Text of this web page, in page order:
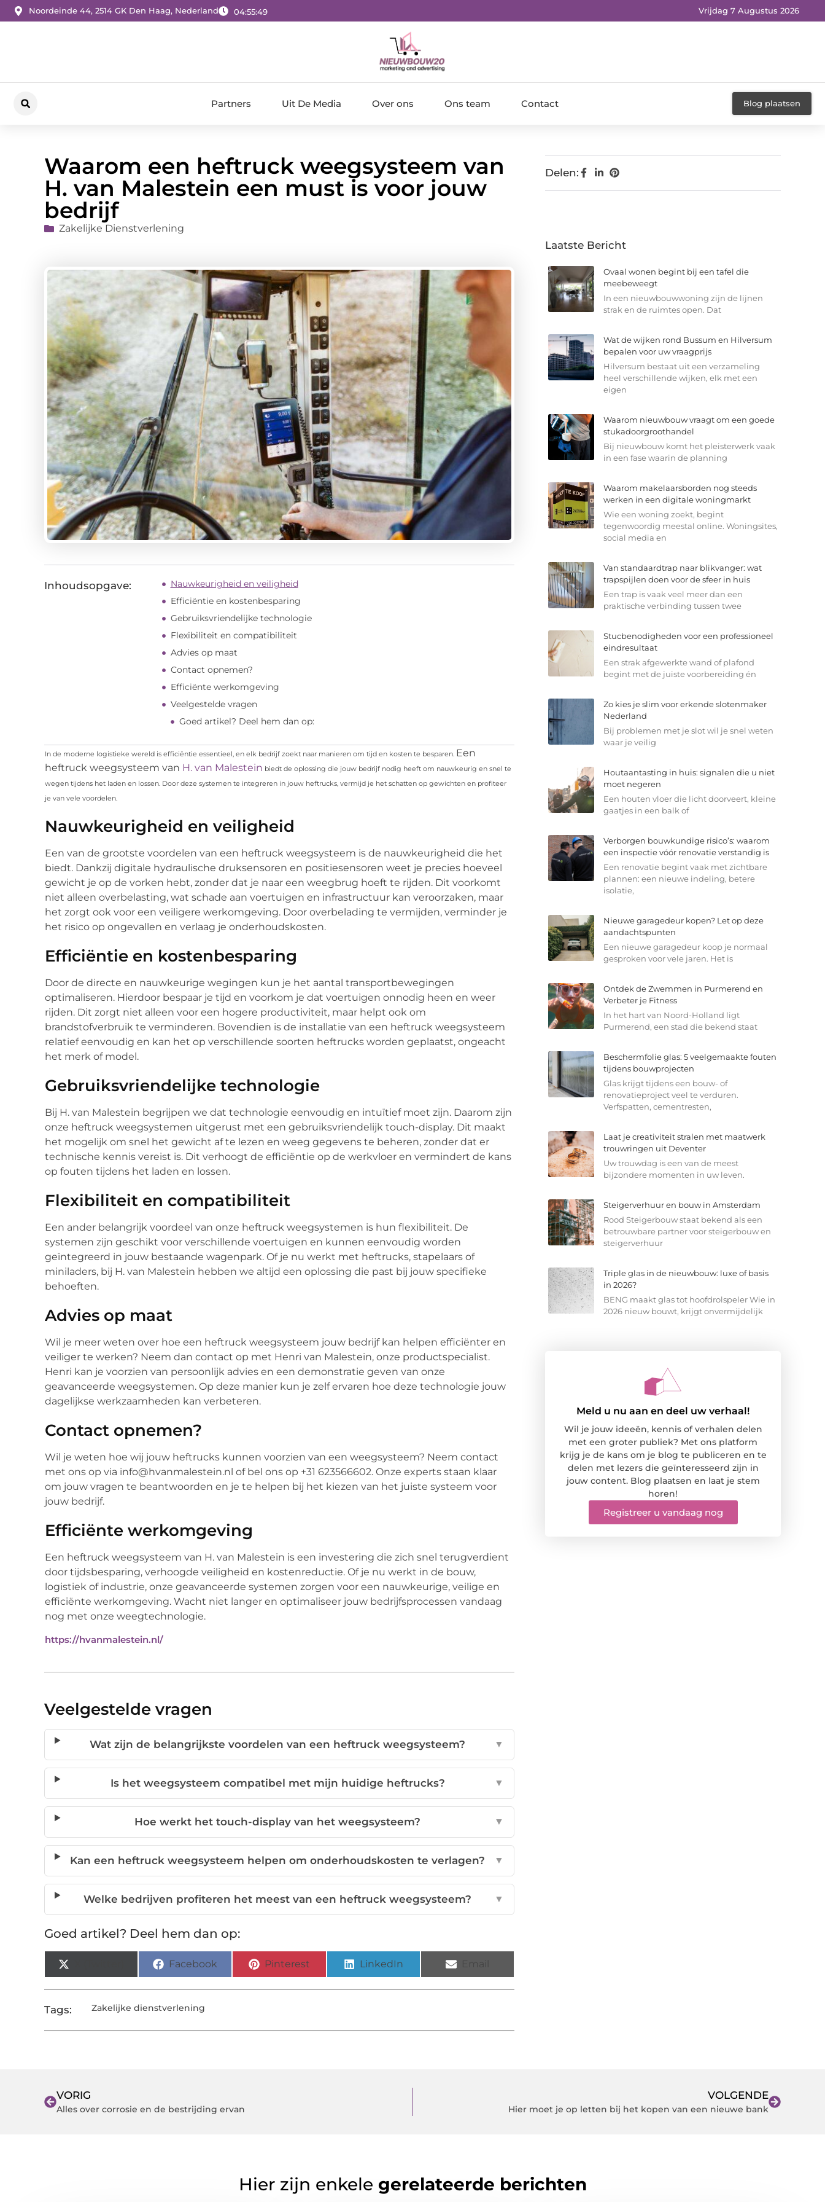
Noordeinde 44, 2514 GK Den Haag, Nederland 04:55:50 Vrijdag 7 Augustus 2026
Partners Uit De Media Over ons Ons team Contact Blog plaatsen
Waarom een heftruck weegsysteem van
H. van Malestein een must is voor jouw
bedrijf
Zakelijke Dienstverlening
Inhoudsopgave:
Nauwkeurigheid en veiligheid
Efficiëntie en kostenbesparing
Gebruiksvriendelijke technologie
Flexibiliteit en compatibiliteit
Advies op maat
Contact opnemen?
Efficiënte werkomgeving
Veelgestelde vragen
Goed artikel? Deel hem dan op:
In de moderne logistieke wereld is efficiëntie essentieel, en elk bedrijf zoekt naar manieren om tijd en kosten te besparen. Een
heftruck weegsysteem van H. van Malestein biedt de oplossing die jouw bedrijf nodig heeft om nauwkeurig en snel te
wegen tijdens het laden en lossen. Door deze systemen te integreren in jouw heftrucks, vermijd je het schatten op gewichten en profiteer
je van vele voordelen.
Nauwkeurigheid en veiligheid
Een van de grootste voordelen van een heftruck weegsysteem is de nauwkeurigheid die het
biedt. Dankzij digitale hydraulische druksensoren en positiesensoren weet je precies hoeveel
gewicht je op de vorken hebt, zonder dat je naar een weegbrug hoeft te rijden. Dit voorkomt
niet alleen overbelasting, wat schade aan voertuigen en infrastructuur kan veroorzaken, maar
het zorgt ook voor een veiligere werkomgeving. Door overbelading te vermijden, verminder je
het risico op ongevallen en verlaag je onderhoudskosten.
Efficiëntie en kostenbesparing
Door de directe en nauwkeurige wegingen kun je het aantal transportbewegingen
optimaliseren. Hierdoor bespaar je tijd en voorkom je dat voertuigen onnodig heen en weer
rijden. Dit zorgt niet alleen voor een hogere productiviteit, maar helpt ook om
brandstofverbruik te verminderen. Bovendien is de installatie van een heftruck weegsysteem
relatief eenvoudig en kan het op verschillende soorten heftrucks worden geplaatst, ongeacht
het merk of model.
Gebruiksvriendelijke technologie
Bij H. van Malestein begrijpen we dat technologie eenvoudig en intuïtief moet zijn. Daarom zijn
onze heftruck weegsystemen uitgerust met een gebruiksvriendelijk touch-display. Dit maakt
het mogelijk om snel het gewicht af te lezen en weeg gegevens te beheren, zonder dat er
technische kennis vereist is. Dit verhoogt de efficiëntie op de werkvloer en vermindert de kans
op fouten tijdens het laden en lossen.
Flexibiliteit en compatibiliteit
Een ander belangrijk voordeel van onze heftruck weegsystemen is hun flexibiliteit. De
systemen zijn geschikt voor verschillende voertuigen en kunnen eenvoudig worden
geïntegreerd in jouw bestaande wagenpark. Of je nu werkt met heftrucks, stapelaars of
miniladers, bij H. van Malestein hebben we altijd een oplossing die past bij jouw specifieke
behoeften.
Advies op maat
Wil je meer weten over hoe een heftruck weegsysteem jouw bedrijf kan helpen efficiënter en
veiliger te werken? Neem dan contact op met Henri van Malestein, onze productspecialist.
Henri kan je voorzien van persoonlijk advies en een demonstratie geven van onze
geavanceerde weegsystemen. Op deze manier kun je zelf ervaren hoe deze technologie jouw
dagelijkse werkzaamheden kan verbeteren.
Contact opnemen?
Wil je weten hoe wij jouw heftrucks kunnen voorzien van een weegsysteem? Neem contact
met ons op via info@hvanmalestein.nl of bel ons op +31 623566602. Onze experts staan klaar
om jouw vragen te beantwoorden en je te helpen bij het kiezen van het juiste systeem voor
jouw bedrijf.
Efficiënte werkomgeving
Een heftruck weegsysteem van H. van Malestein is een investering die zich snel terugverdient
door tijdsbesparing, verhoogde veiligheid en kostenreductie. Of je nu werkt in de bouw,
logistiek of industrie, onze geavanceerde systemen zorgen voor een nauwkeurige, veilige en
efficiënte werkomgeving. Wacht niet langer en optimaliseer jouw bedrijfsprocessen vandaag
nog met onze weegtechnologie.
https://hvanmalestein.nl/
Veelgestelde vragen
Wat zijn de belangrijkste voordelen van een heftruck weegsysteem? ▼
Is het weegsysteem compatibel met mijn huidige heftrucks? ▼
Hoe werkt het touch-display van het weegsysteem? ▼
Kan een heftruck weegsysteem helpen om onderhoudskosten te verlagen? ▼
Welke bedrijven profiteren het meest van een heftruck weegsysteem? ▼
Goed artikel? Deel hem dan op:
Facebook Pinterest LinkedIn
Tags: Zakelijke dienstverlening
Delen:
Laatste Bericht
Ovaal wonen begint bij een tafel die
meebeweegt
In een nieuwbouwwoning zijn de lijnen
strak en de ruimtes open. Dat
Wat de wijken rond Bussum en Hilversum
bepalen voor uw vraagprijs
Hilversum bestaat uit een verzameling
heel verschillende wijken, elk met een
eigen
Waarom nieuwbouw vraagt om een goede
stukadoorgroothandel
Bij nieuwbouw komt het pleisterwerk vaak
in een fase waarin de planning
Waarom makelaarsborden nog steeds
werken in een digitale woningmarkt
Wie een woning zoekt, begint
tegenwoordig meestal online. Woningsites,
social media en
Van standaardtrap naar blikvanger: wat
trapspijlen doen voor de sfeer in huis
Een trap is vaak veel meer dan een
praktische verbinding tussen twee
Stucbenodigheden voor een professioneel
eindresultaat
Een strak afgewerkte wand of plafond
begint met de juiste voorbereiding én
Zo kies je slim voor erkende slotenmaker
Nederland
Bij problemen met je slot wil je snel weten
waar je veilig
Houtaantasting in huis: signalen die u niet
moet negeren
Een houten vloer die licht doorveert, kleine
gaatjes in een balk of
Verborgen bouwkundige risico’s: waarom
een inspectie vóór renovatie verstandig is
Een renovatie begint vaak met zichtbare
plannen: een nieuwe indeling, betere
isolatie,
Nieuwe garagedeur kopen? Let op deze
aandachtspunten
Een nieuwe garagedeur koop je normaal
gesproken voor vele jaren. Het is
Ontdek de Zwemmen in Purmerend en
Verbeter je Fitness
In het hart van Noord-Holland ligt
Purmerend, een stad die bekend staat
Beschermfolie glas: 5 veelgemaakte fouten
tijdens bouwprojecten
Glas krijgt tijdens een bouw- of
renovatieproject veel te verduren.
Verfspatten, cementresten,
Laat je creativiteit stralen met maatwerk
trouwringen uit Deventer
Uw trouwdag is een van de meest
bijzondere momenten in uw leven.
Steigerverhuur en bouw in Amsterdam
Rood Steigerbouw staat bekend als een
betrouwbare partner voor steigerbouw en
steigerverhuur
Triple glas in de nieuwbouw: luxe of basis
in 2026?
BENG maakt glas tot hoofdrolspeler Wie in
2026 nieuw bouwt, krijgt onvermijdelijk
Meld u nu aan en deel uw verhaal!
Wil je jouw ideeën, kennis of verhalen delen
met een groter publiek? Met ons platform
krijg je de kans om je blog te publiceren en te
delen met lezers die geïnteresseerd zijn in
jouw content. Blog plaatsen en laat je stem
horen!
Registreer u vandaag nog
VORIG
Alles over corrosie en de bestrijding ervan
VOLGENDE
Hier moet je op letten bij het kopen van een nieuwe bank
Hier zijn enkele gerelateerde berichten